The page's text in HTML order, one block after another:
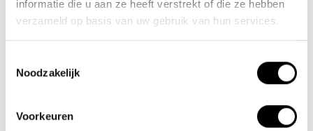
informatie die u aan ze heeft verstrekt of die ze hebben
verzameld op basis van uw gebruik van hun services.
Noodzakelijk
Voorkeuren
(+31) 73 203 2487